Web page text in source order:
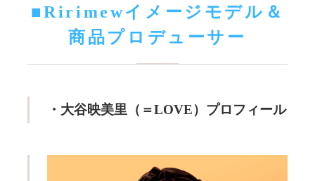
■Ririmewイメージモデル＆
商品プロデューサー
・大谷映美里（＝LOVE）プロフィール